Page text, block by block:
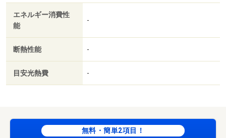
で４６３ｍ／ファミリーマート（コンビニ）まで５５８ｍ
／Ｖｄｒｕｇ 直江店（その他）まで６１１ｍ/賃貸戸数:8
戸
エネルギー消費性
能
-
断熱性能 -
目安光熱費 -
無料・簡単2項目！